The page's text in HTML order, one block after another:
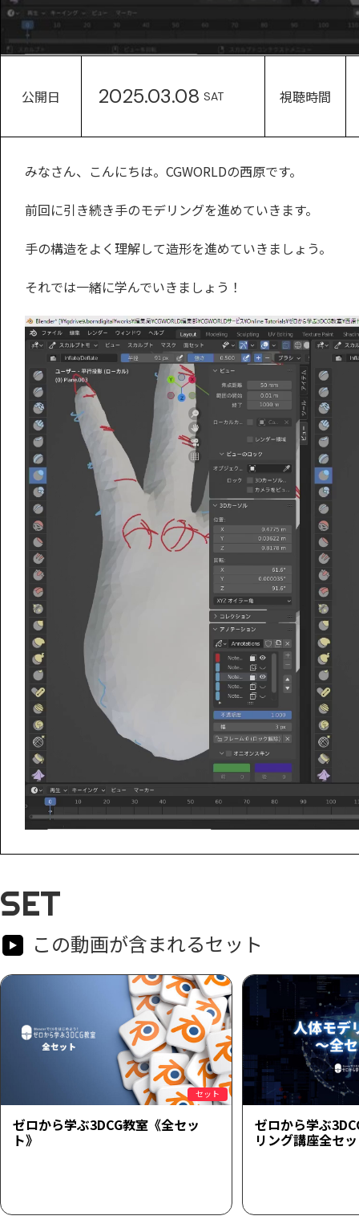
公開日 2025.03.08 SAT 視聴時間
みなさん、こんにちは。CGWORLDの西原です。
前回に引き続き手のモデリングを進めていきます。
手の構造をよく理解して造形を進めていきましょう。
それでは一緒に学んでいきましょう！
SET
この動画が含まれるセット
セット
ゼロから学ぶ3DCG教室《全セッ
ト》
ゼロから学ぶ
リング講座全セ